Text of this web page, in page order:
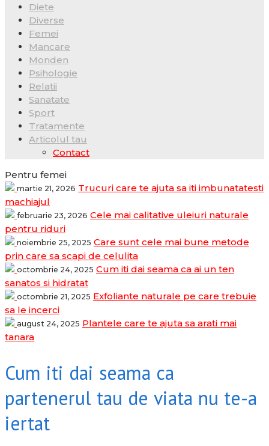
Diete
Diverse
Femei
Mancare
Monden
Psihologie
Relatii
Sanatate
Sport
Tratamente
Articolul tau
Contact
Pentru femei
martie 21, 2026 Trucuri care te ajuta sa iti imbunatatesti
machiajul
februarie 23, 2026 Cele mai calitative uleiuri naturale
pentru riduri
noiembrie 25, 2025 Care sunt cele mai bune metode
prin care sa scapi de celulita
octombrie 24, 2025 Cum iti dai seama ca ai un ten
sanatos si hidratat
octombrie 21, 2025 Exfoliante naturale pe care trebuie
sa le incerci
august 24, 2025 Plantele care te ajuta sa arati mai
tanara
Cum iti dai seama ca
partenerul tau de viata nu te-a
iertat